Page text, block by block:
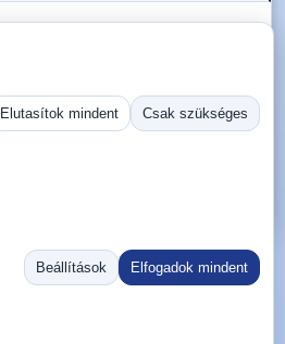
Ø (zsugorodás
mm, zsugorodási arány 2 :
Ugrás:
Rendezés:
Elutasítok mindent Csak szükséges
Beállítások Elfogadok mindent